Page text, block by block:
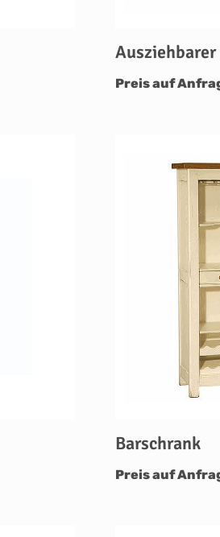
Preis auf
Barschrank
Preis auf